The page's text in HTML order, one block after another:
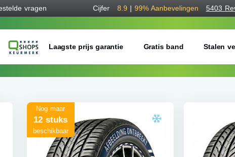
vragen Cijfer 8.9 | 99% Aanbevelingen 5403
Laagste prijs garantie Gratis band Stalen
Nog maar
12 stuks
beschikbaar